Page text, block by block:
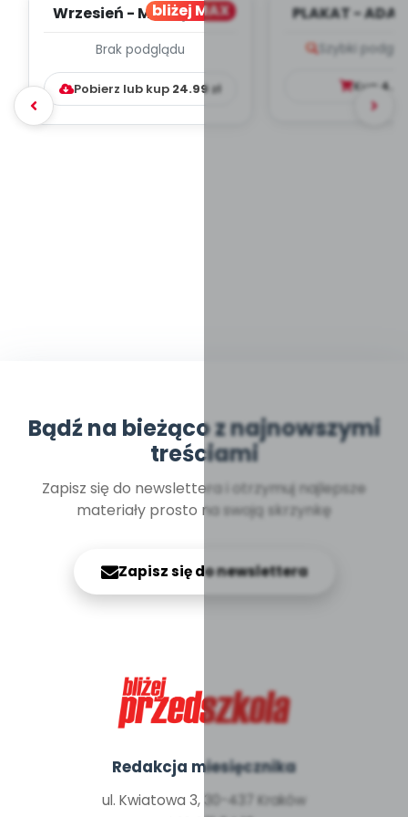
bliżej MAX
Wrzesień - MIESIĘCZNY
WYCHOWAWCZO –
DYDAKTYC...
Brak podglądu
Pobierz lub kup 24.99zł
PLAKAT -
Szybki
Kup
Bądź na bieżąco z najnowszymi
treściami
Zapisz się do newslettera i otrzymuj najlepsze
materiały prosto na swoją skrzynkę
Zapisz się do newslettera
Redakcja miesięcznika
ul. Kwiatowa 3, 30-437 Kraków